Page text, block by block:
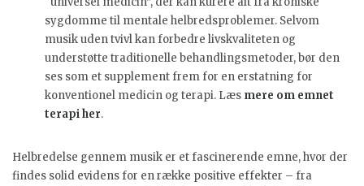
sygdomme til mentale helbredsproblemer. Selvom
musik uden tvivl kan forbedre livskvaliteten og
understøtte traditionelle behandlingsmetoder, bør den
ses som et supplement frem for en erstatning for
konventionel medicin og terapi. Læs mere om emnet
terapi her.
Helbredelse gennem musik er et fascinerende emne, hvor der
findes solid evidens for en række positive effekter – fra